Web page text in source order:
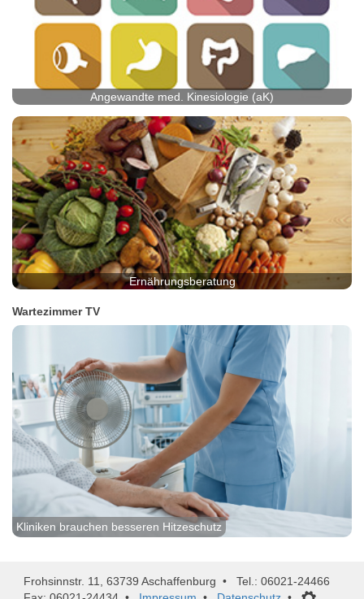
Angewandte med. Kinesiologie (aK)
Ernährungsberatung
Wartezimmer TV
Kliniken brauchen besseren Hitzeschutz
Frohsinnstr. 11, 63739 Aschaffenburg • Tel.: 06021-24466